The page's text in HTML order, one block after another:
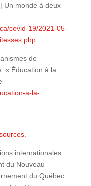
Un monde à deux
covid-19/2021-05-
.
de
« Éducation à la
a-la-
.
internationales
du Nouveau
du Québec